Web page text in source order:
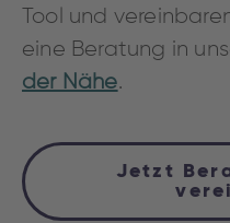
Tool und
eine Beratung in
der Nähe.
Jetzt